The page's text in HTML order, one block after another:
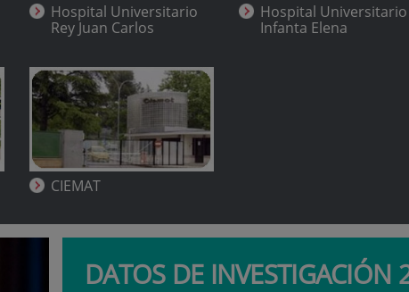
Hospital Universitario
Rey Juan Carlos
Hospital Universitario
Infanta Elena
CIEMAT
DATOS DE INVESTIGACIÓN